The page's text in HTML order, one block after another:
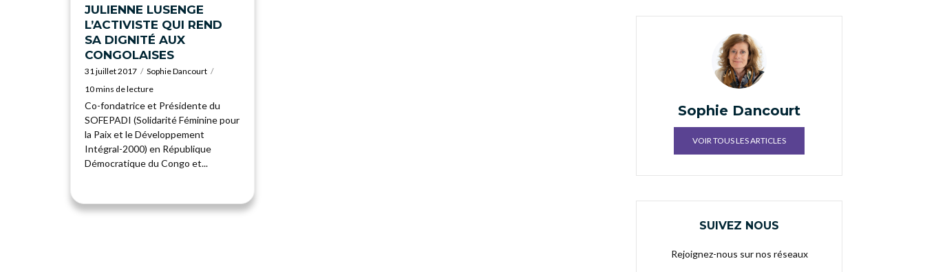
JULIENNE LUSENGE
L’ACTIVISTE QUI REND
SA DIGNITÉ AUX
CONGOLAISES
31 juillet 2017
Sophie Dancourt
10 mins de lecture
Co-fondatrice et Présidente du
SOFEPADI (Solidarité Féminine pour
la Paix et le Développement
Intégral-2000) en République
Démocratique du Congo et...
Sophie Dancourt
VOIR TOUS LES ARTICLES
SUIVEZ NOUS
Rejoignez-nous sur nos réseaux